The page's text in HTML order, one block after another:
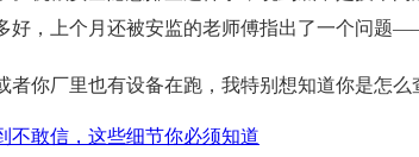
好，上个月还被安监的老师傅指出了一个问题
者你厂里也有设备在跑，我特别想知道你是怎
不敢信，这些细节你必须知道